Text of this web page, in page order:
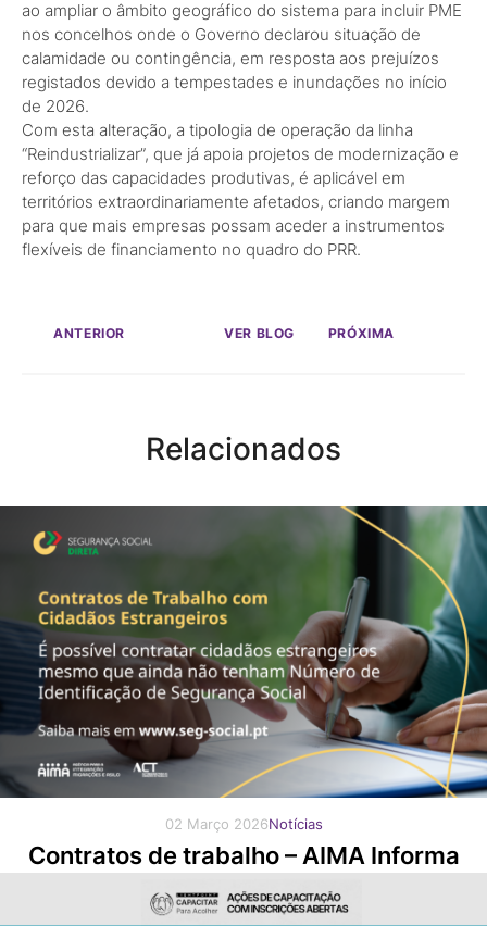
ao ampliar o âmbito geográfico do sistema para incluir PME
nos concelhos onde o Governo declarou situação de
calamidade ou contingência, em resposta aos prejuízos
registados devido a tempestades e inundações no início
de 2026.
Com esta alteração, a tipologia de operação da linha
“Reindustrializar”, que já apoia projetos de modernização e
reforço das capacidades produtivas, é aplicável em
territórios extraordinariamente afetados, criando margem
para que mais empresas possam aceder a instrumentos
flexíveis de financiamento no quadro do PRR.
ANTERIOR VER BLOG PRÓXIMA
Relacionados
02 Março 2026Notícias
Contratos de trabalho – AIMA Informa